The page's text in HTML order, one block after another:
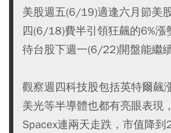
美股週五(6/19)適逢六月節美
四(6/18)費半引領狂飆的6%漲
待台股下週一(6/22)開盤能繼續
觀察週四科技股包括英特爾飆
美光等半導體也都有亮眼表現
Spacex連兩天走跌，市值降